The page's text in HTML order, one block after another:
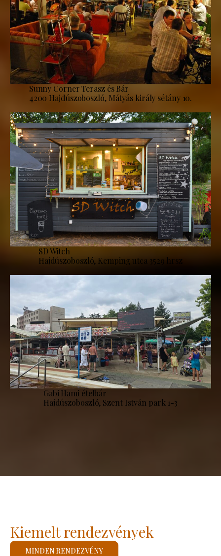
Sunny Corner Terasz és Bár
4200 Hajdúszoboszló, Mátyás király sétány 10.
SD Witch
Hajdúszoboszló, Kemping utca 3529 hrsz
Gabi Hami ételbár
Hajdúszoboszló, Szent István park 1-3
Kiemelt rendezvények
MINDEN RENDEZVÉNY